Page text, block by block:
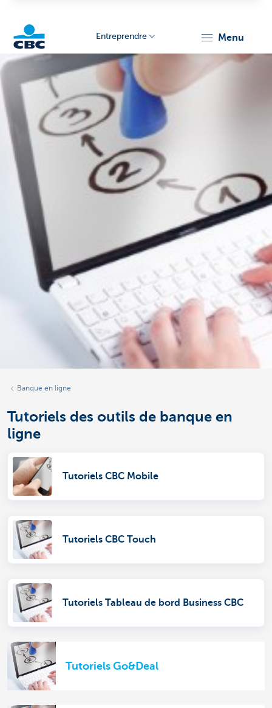
Entrepreneurs
Entreprendre menu
Banque en ligne
Tutoriels des outils de banque en
ligne
Tutoriels CBC Mobile
Tutoriels CBC Touch
Tutoriels Tableau de bord Business CBC
Tutoriels Go&Deal